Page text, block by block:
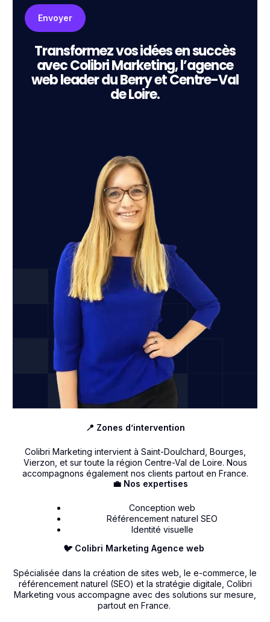
Transformez vos idées en succès
avec Colibri Marketing, l’agence
web leader du Berry et Centre-Val
de Loire.
🐦 Colibri Marketing Agence web
Spécialisée dans la création de sites web, le e-commerce, le
référencement naturel (SEO) et la stratégie digitale, Colibri
Marketing vous accompagne avec des solutions sur mesure,
partout en France.
💼 Nos expertises
Conception web
Référencement naturel SEO
Identité visuelle
📍 Zones d’intervention
Colibri Marketing intervient à Saint-Doulchard, Bourges,
Vierzon, et sur toute la région Centre-Val de Loire. Nous
accompagnons également nos clients partout en France.